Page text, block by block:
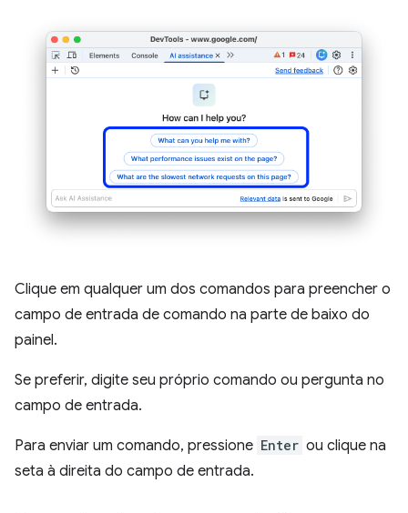
Clique em qualquer um dos comandos para preencher o
campo de entrada de comando na parte de baixo do
painel.
Se preferir, digite seu próprio comando ou pergunta no
campo de entrada.
Para enviar um comando, pressione Enter ou clique na
seta à direita do campo de entrada.